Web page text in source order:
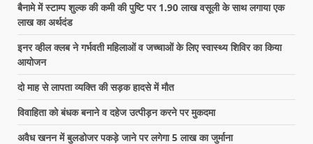
बैनामे में स्टाम्प शुल्क की कमी की पुष्टि पर 1.90 लाख वसूली के साथ लगाया एक
लाख का अर्थदंड
इनर व्हील क्लब ने गर्भवती महिलाओं व जच्चाओं के लिए स्वास्थ्य शिविर का किया
आयोजन
दो माह से लापता व्यक्ति की सड़क हादसे में मौत
विवाहिता को बंधक बनाने व दहेज उत्पीड़न करने पर मुकदमा
अवैध खनन में बुलडोजर पकड़े जाने पर लगेगा 5 लाख का जुर्माना